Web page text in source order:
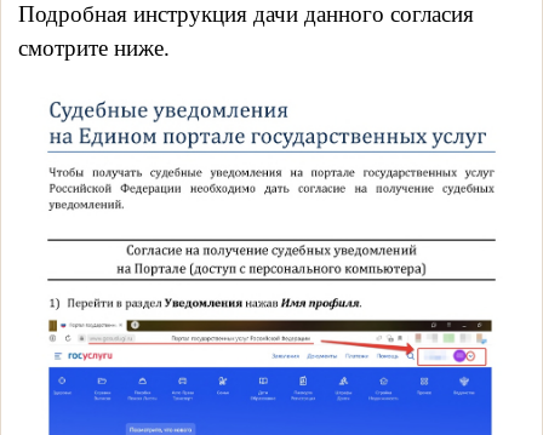
Подробная инструкция дачи данного согласия
смотрите ниже.